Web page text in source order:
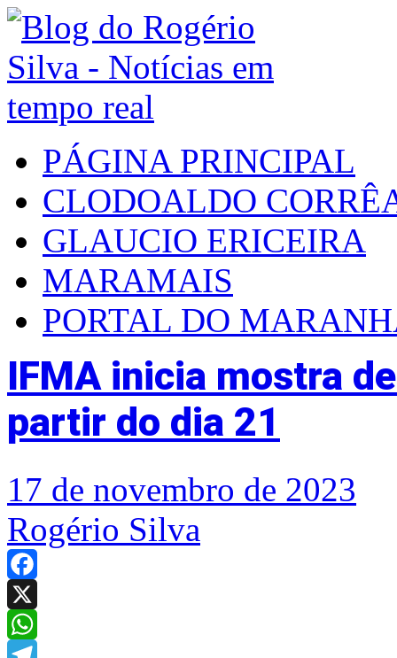
PÁGINA PRINCIPAL
CLODOALDO
GLAUCIO ERICEIRA
MARAMAIS
PORTAL DO
IFMA inicia mostra
partir do dia 21
17 de novembro de 2023
Rogério Silva
Facebook
X
WhatsApp